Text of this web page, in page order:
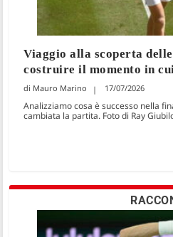
Viaggio alla scoperta
costruire il momento in
Mauro Marino 17/07/2026
Analizziamo cosa è successo nella
cambiata la partita. Foto di Ray